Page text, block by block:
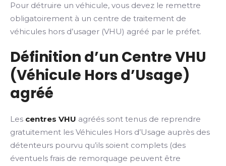
Pour détruire un véhicule, vous devez le remettre
obligatoirement à un centre de traitement de
véhicules hors d’usager (VHU) agréé par le préfet.
Définition d’un Centre VHU
(Véhicule Hors d’Usage)
agréé
Les centres VHU agréés sont tenus de reprendre
gratuitement les Véhicules Hors d’Usage auprès des
détenteurs pourvu qu’ils soient complets (des
éventuels frais de remorquage peuvent être